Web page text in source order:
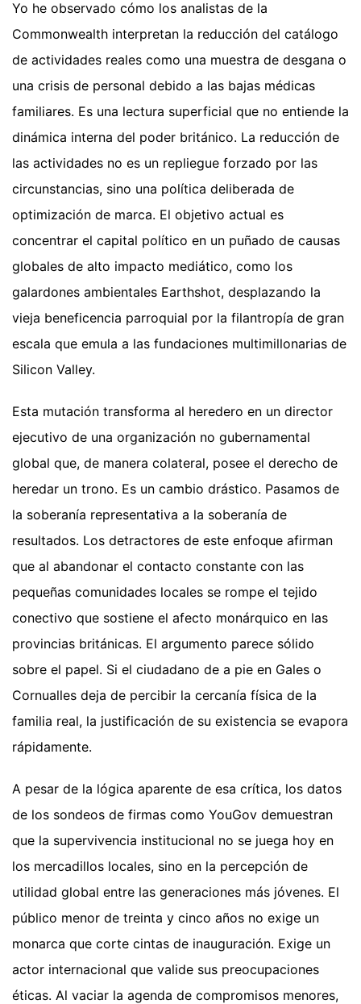
Yo he observado cómo los analistas de la
Commonwealth interpretan la reducción del catálogo
de actividades reales como una muestra de desgana o
una crisis de personal debido a las bajas médicas
familiares. Es una lectura superficial que no entiende la
dinámica interna del poder británico. La reducción de
las actividades no es un repliegue forzado por las
circunstancias, sino una política deliberada de
optimización de marca. El objetivo actual es
concentrar el capital político en un puñado de causas
globales de alto impacto mediático, como los
galardones ambientales Earthshot, desplazando la
vieja beneficencia parroquial por la filantropía de gran
escala que emula a las fundaciones multimillonarias de
Silicon Valley.
Esta mutación transforma al heredero en un director
ejecutivo de una organización no gubernamental
global que, de manera colateral, posee el derecho de
heredar un trono. Es un cambio drástico. Pasamos de
la soberanía representativa a la soberanía de
resultados. Los detractores de este enfoque afirman
que al abandonar el contacto constante con las
pequeñas comunidades locales se rompe el tejido
conectivo que sostiene el afecto monárquico en las
provincias británicas. El argumento parece sólido
sobre el papel. Si el ciudadano de a pie en Gales o
Cornualles deja de percibir la cercanía física de la
familia real, la justificación de su existencia se evapora
rápidamente.
A pesar de la lógica aparente de esa crítica, los datos
de los sondeos de firmas como YouGov demuestran
que la supervivencia institucional no se juega hoy en
los mercadillos locales, sino en la percepción de
utilidad global entre las generaciones más jóvenes. El
público menor de treinta y cinco años no exige un
monarca que corte cintas de inauguración. Exige un
actor internacional que valide sus preocupaciones
éticas. Al vaciar la agenda de compromisos menores,